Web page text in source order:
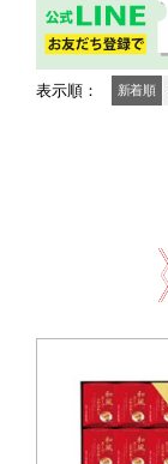
表示順： 新着順